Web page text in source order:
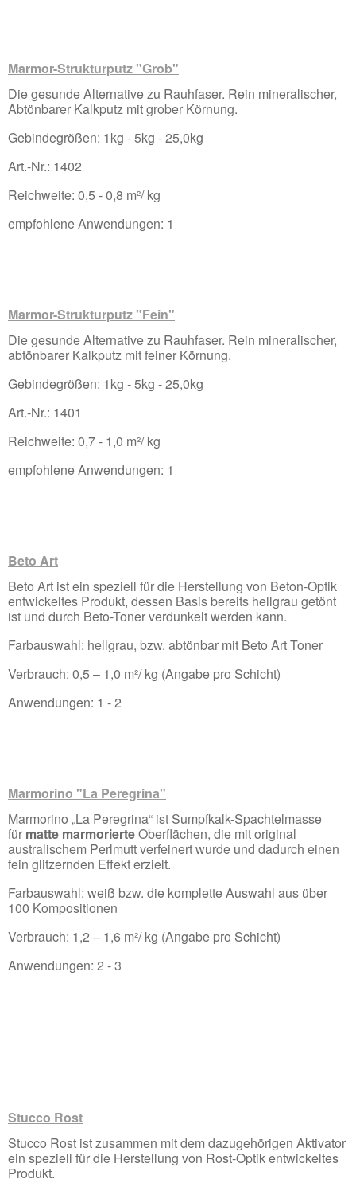
Marmor-Strukturputz "Grob"
Die gesunde Alternative zu Rauhfaser. Rein mineralischer,
Abtönbarer Kalkputz mit grober Körnung.
Gebindegrößen: 1kg - 5kg - 25,0kg
Art.-Nr.: 1402
Reichweite: 0,5 - 0,8 m²/ kg
empfohlene Anwendungen: 1
Marmor-Strukturputz "Fein"
Die gesunde Alternative zu Rauhfaser. Rein mineralischer,
abtönbarer Kalkputz mit feiner Körnung.
Gebindegrößen: 1kg - 5kg - 25,0kg
Art.-Nr.: 1401
Reichweite: 0,7 - 1,0 m²/ kg
empfohlene Anwendungen: 1
Beto Art
Beto Art ist ein speziell für die Herstellung von Beton-Optik
entwickeltes Produkt, dessen Basis bereits hellgrau getönt
ist und durch Beto-Toner verdunkelt werden kann.
Farbauswahl: hellgrau, bzw. abtönbar mit Beto Art Toner
Verbrauch: 0,5 – 1,0 m²/ kg (Angabe pro Schicht)
Anwendungen: 1 - 2
Marmorino "La Peregrina"
Marmorino „La Peregrina“ ist Sumpfkalk-Spachtelmasse
für matte marmorierteOberflächen, die mit original
australischem Perlmutt verfeinert wurde und dadurch einen
fein glitzernden Effekt erzielt.
Farbauswahl: weiß bzw. die komplette Auswahl aus über
100 Kompositionen
Verbrauch: 1,2 – 1,6 m²/ kg (Angabe pro Schicht)
Anwendungen: 2 - 3
Stucco Rost
Stucco Rost ist zusammen mit dem dazugehörigen Aktivator
ein speziell für die Herstellung von Rost-Optik entwickeltes
Produkt.